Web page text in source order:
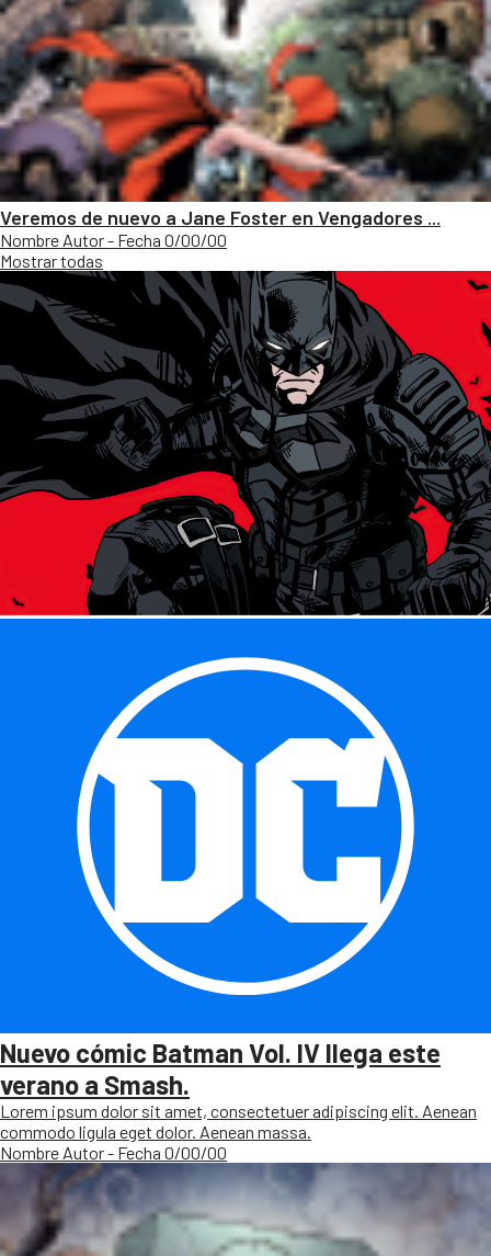
Veremos de nuevo a Jane Foster en Vengadores ...
Nombre Autor - Fecha 0/00/00
Mostrar todas
Nuevo cómic Batman Vol. IV llega este
verano a Smash.
Lorem ipsum dolor sit amet, consectetuer adipiscing elit. Aenean
commodo ligula eget dolor. Aenean massa.
Nombre Autor - Fecha 0/00/00